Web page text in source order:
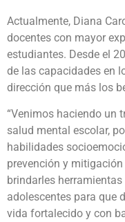
Actualmente, Diana
docentes con mayor
estudiantes. Desde el
de las capacidades en
dirección que más los
“Venimos haciendo un
salud mental escolar,
habilidades
prevención y
brindarles
adolescentes para que
vida fortalecido y con